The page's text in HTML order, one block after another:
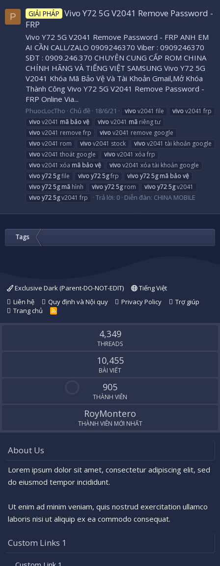
P GIẢI PHÁP Vivo Y72 5G V2041 Remove Password -
FRP
Vivo Y72 5G V2041 Remove Password - FRP ANH EM
AI CẦN CALL/ZALO 0909246370 Viber : 0909246370
SĐT : 0909.246.370 CHUYÊN CUNG CẤP ROM CHINA
CHÍNH HÃNG VÀ TIẾNG VIỆT SAMSUNG Vivo Y72 5G
V2041 Khóa Mã Bảo Vệ Và Tài Khoản Gmail,Mở Khóa
Thành Công Vivo Y72 5G V2041 Remove Password -
FRP Online Via...
PhuocLocTho Chủ đề 18/6/21 vivov2041 file vivov2041 frp
vivov2041 mã bảovệ vivov2041 mã riêng tư
vivov2041 remove frp vivov2041 remove google
vivov2041 rom vivov2041 stock vivov2041 tài khoản google
vivov2041 thoát google vivov2041 xóa frp
vivov2041 xóa mã bảovệ vivov2041 xóa tài khoản google
vivoy725gfile vivoy725gfrp vivoy725g mã bảovệ
vivoy725g mã hình vivoy725grom vivoy725gv2041
vivoy725gv2041 frp Trả lời: 0 Diễn đàn: CHINA MOBILE
Tags
Exclusive Dark (Parent-DO-NOT-EDIT)
Tiếng Việt
Liên hệ
Quy định và Nội quy Privacy Policy
Trợ giúp
Trang chủ
R
S
4,349
THREADS
10,455
BÀI VIẾT
905
THÀNH VIÊN
RoyMontero
THÀNH VIÊN MỚI NHẤT
About Us
Lorem ipsum dolor sit amet, consectetur adipiscing elit, sed
do eiusmod tempor incididunt.
Ut enim ad minim veniam, quis nostrud exercitation ullamco
laboris nisi ut aliquip ex ea commodo consequat.
Custom Links 1